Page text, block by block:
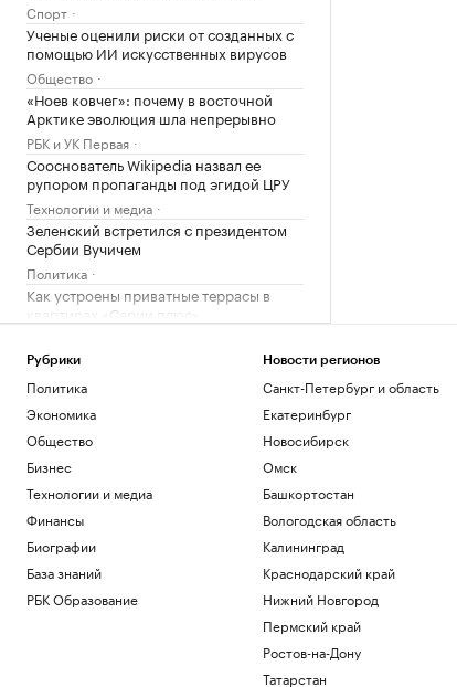
Спорт
Ученые оценили риски от созданных с
помощью ИИ искусственных вирусов
Общество
«Ноев ковчег»: почему в восточной
Арктике эволюция шла непрерывно
РБК и УК Первая
Сооснователь Wikipedia назвал ее
рупором пропаганды под эгидой ЦРУ
Технологии и медиа
Зеленский встретился с президентом
Сербии Вучичем
Политика
Как устроены приватные террасы в
квартирах «Серии плюс»
Экс-президент Финляндии усомнился в
сценарии нападения России на НАТО
Глава «Эксмо» назвал книгу, которая
поможет стать «лучшей версией себя»
РАДИО
Общество
ли «Росатом» подрядчиком на
«Пакш-2»
Политика
Росфинмониторинг рассказал, как
помог выявить криптомошенников в
Андреева проиграла 34-й ракетке мира
Рубрики
Политика
Экономика
Общество
Бизнес
Технологии и медиа
Финансы
Биографии
База знаний
РБК Образование
Новости регионов
Санкт-Петербург и область
Екатеринбург
Новосибирск
Омск
Башкортостан
Вологодская область
Калининград
Краснодарский край
Нижний Новгород
Пермский край
Ростов-на-Дону
Татарстан